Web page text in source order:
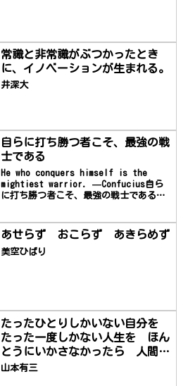
常識と非常識がぶつかったとき
に、イノベーションが生まれる。
井深大
自らに打ち勝つ者こそ、最強の戦
士である
He who conquers himself is the
mightiest warrior. —Confucius自ら
に打ち勝つ者こそ、最強の戦士であるー
あせらず おこらず あきらめず
美空ひばり
たったひとりしかいない自分を
たった一度しかない人生を ほん
とうにいかさなかったら 人間、
うまれてきたかいがないじゃない
山本有三